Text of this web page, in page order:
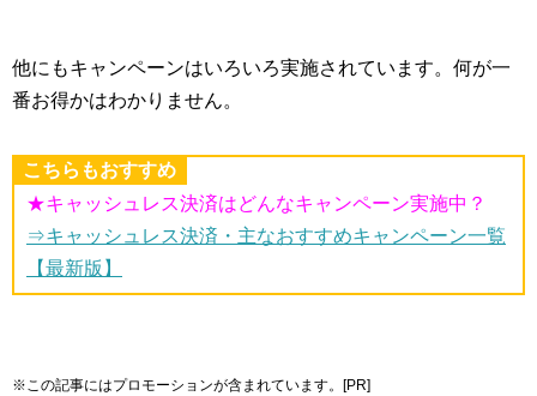
他にもキャンペーンはいろいろ実施されています。何が一
番お得かはわかりません。
こちらもおすすめ
★キャッシュレス決済はどんなキャンペーン実施中？
⇒キャッシュレス決済・主なおすすめキャンペーン一覧
【最新版】
※この記事にはプロモーションが含まれています。[PR]